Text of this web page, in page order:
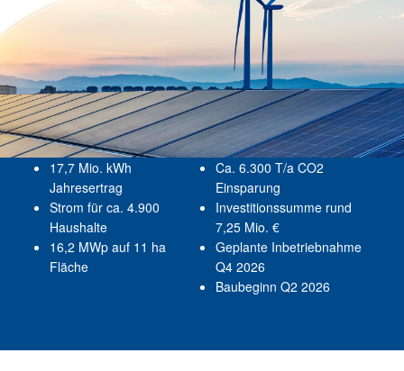
17,7 Mio. kWh
Jahresertrag
Strom für ca. 4.900
Haushalte
16,2 MWp auf 11 ha
Fläche
Ca. 6.300 T/a CO2
Einsparung
Investitionssumme rund
7,25 Mio. €
Geplante Inbetriebnahme
Q4 2026
Baubeginn Q2 2026